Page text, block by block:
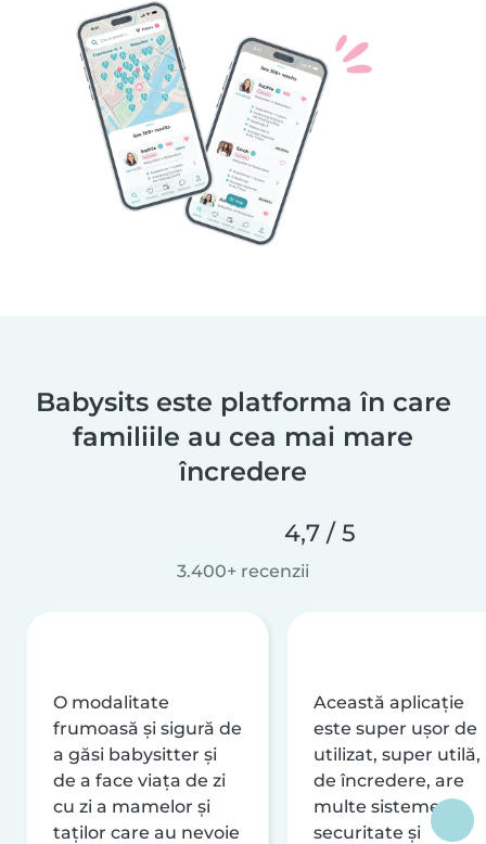
Babysits este platforma în care
familiile au cea mai mare
încredere
4,7 / 5
3.400+ recenzii
O modalitate
frumoasă și sigură de
a găsi babysitter și
de a face viața de zi
cu zi a mamelor și
taților care au nevoie
Această aplicație
este super ușor de
utilizat, super utilă,
de încredere, are
multe sisteme de
securitate și